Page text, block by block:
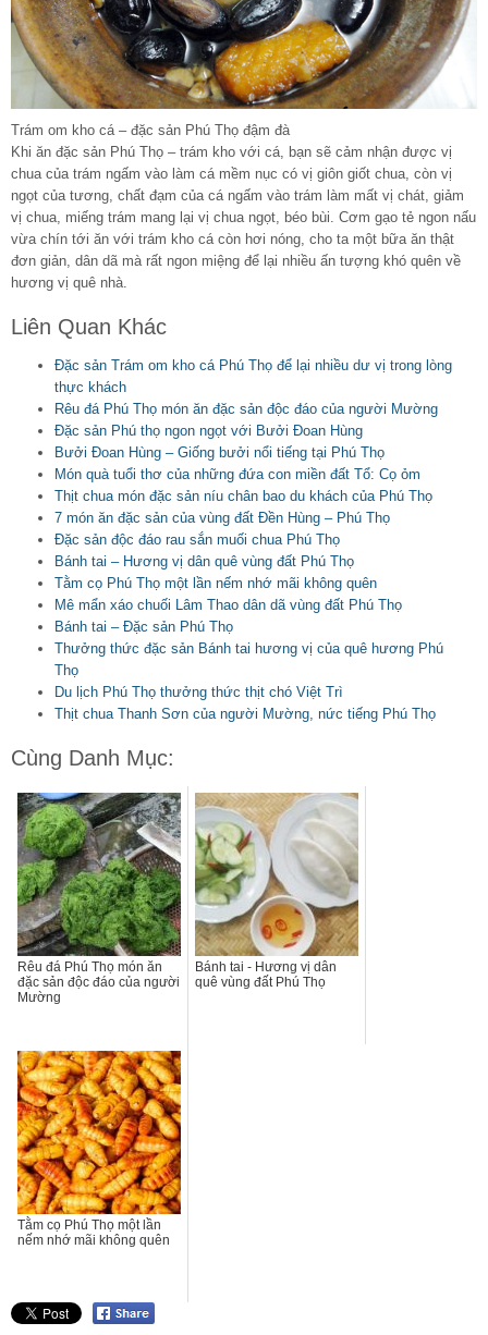
Trám om kho cá – đặc sản Phú Thọ đậm đà
Khi ăn đặc sản Phú Thọ – trám kho với cá, bạn sẽ cảm nhận được vị
chua của trám ngấm vào làm cá mềm nục có vị giôn giốt chua, còn vị
ngọt của tương, chất đạm của cá ngấm vào trám làm mất vị chát, giảm
vị chua, miếng trám mang lại vị chua ngọt, béo bùi. Cơm gạo tẻ ngon nấu
vừa chín tới ăn với trám kho cá còn hơi nóng, cho ta một bữa ăn thật
đơn giản, dân dã mà rất ngon miệng để lại nhiều ấn tượng khó quên về
hương vị quê nhà.
Liên Quan Khác
Đặc sản Trám om kho cá Phú Thọ để lại nhiều dư vị trong lòng
thực khách
Rêu đá Phú Thọ món ăn đặc sản độc đáo của người Mường
Đặc sản Phú thọ ngon ngọt với Bưởi Đoan Hùng
Bưởi Đoan Hùng – Giống bưởi nổi tiếng tại Phú Thọ
Món quà tuổi thơ của những đứa con miền đất Tổ: Cọ ỏm
Thịt chua món đặc sản níu chân bao du khách của Phú Thọ
7 món ăn đặc sản của vùng đất Đền Hùng – Phú Thọ
Đặc sản độc đáo rau sắn muối chua Phú Thọ
Bánh tai – Hương vị dân quê vùng đất Phú Thọ
Tằm cọ Phú Thọ một lần nếm nhớ mãi không quên
Mê mẩn xáo chuối Lâm Thao dân dã vùng đất Phú Thọ
Bánh tai – Đặc sản Phú Thọ
Thưởng thức đặc sản Bánh tai hương vị của quê hương Phú
Thọ
Du lịch Phú Thọ thưởng thức thịt chó Việt Trì
Thịt chua Thanh Sơn của người Mường, nức tiếng Phú Thọ
Cùng Danh Mục:
Rêu đá Phú Thọ món ăn
đặc sản độc đáo của người
Mường
Bánh tai - Hương vị dân
quê vùng đất Phú Thọ
Tằm cọ Phú Thọ một lần
nếm nhớ mãi không quên